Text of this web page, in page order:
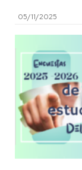
05/11/2025